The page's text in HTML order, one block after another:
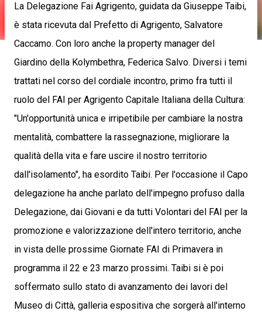
La Delegazione Fai Agrigento, guidata da Giuseppe Taibi,
è stata ricevuta dal Prefetto di Agrigento, Salvatore
Caccamo. Con loro anche la property manager del
Giardino della Kolymbethra, Federica Salvo. Diversi i temi
trattati nel corso del cordiale incontro, primo fra tutti il
ruolo del FAI per Agrigento Capitale Italiana della Cultura:
"Un'opportunità unica e irripetibile per cambiare la nostra
mentalità, combattere la rassegnazione, migliorare la
qualità della vita e fare uscire il nostro territorio
dall'isolamento", ha esordito Taibi. Per l'occasione il Capo
delegazione ha anche parlato dell'impegno profuso dalla
Delegazione, dai Giovani e da tutti Volontari del FAI per la
promozione e valorizzazione dell'intero territorio, anche
in vista delle prossime Giornate FAI di Primavera in
programma il 22 e 23 marzo prossimi. Taibi si è poi
soffermato sullo stato di avanzamento dei lavori del
Museo di Città, galleria espositiva che sorgerà all'interno